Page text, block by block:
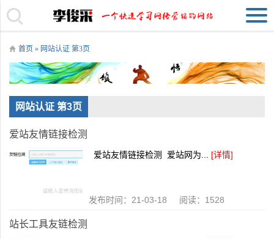
首页 » 网站认证 第3页
网站认证 第3页
爱站友情链接检测
爱站友情链接检测 爱站网为... [详情]
发布时间：21-03-18 阅读：1528
站长工具友链检测